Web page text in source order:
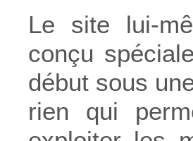
Le site lui-
conçu
début sous
rien qui